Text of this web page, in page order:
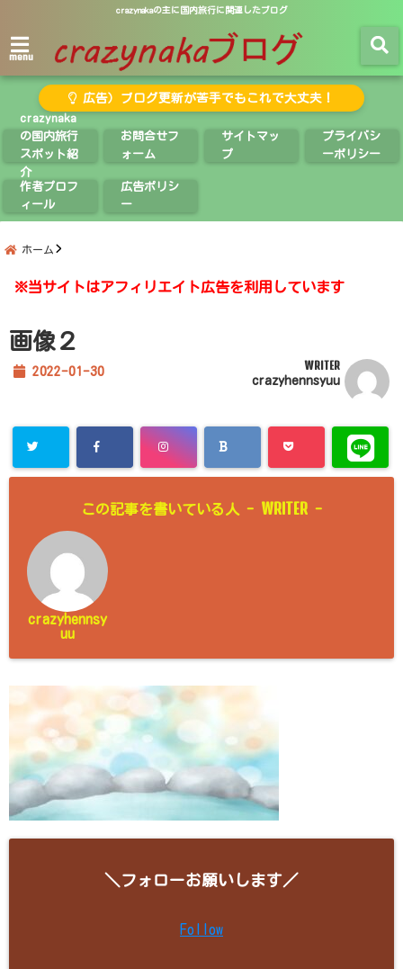
crazynakaの主に国内旅行に関連したブログ
menu
広告）ブログ更新が苦手でもこれで大丈夫！
crazynaka
の国内旅行
スポット紹
介
お問合せフ
ォーム
サイトマッ
プ
プライバシ
ーポリシー
作者プロフ
ィール
広告ポリシ
ー
ホーム
※当サイトはアフィリエイト広告を利用しています
画像２
2022-01-30
WRITER
crazyhennsyuu
この記事を書いている人 - WRITER -
crazyhennsy
uu
＼フォローお願いします／
Follow